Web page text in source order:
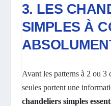
3. LES
SIMPLES À
Avant les patterns à 2 ou 3
seules portent une
chandeliers simples